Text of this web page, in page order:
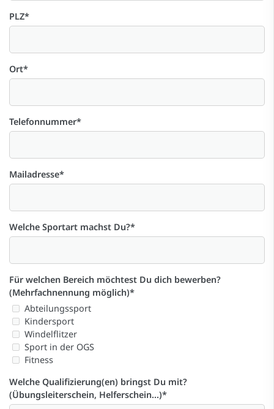
PLZ*
Ort*
Telefonnummer*
Mailadresse*
Welche Sportart machst Du?*
Für welchen Bereich möchtest Du dich bewerben?
(Mehrfachnennung möglich)*
Abteilungssport
Kindersport
Windelflitzer
Sport in der OGS
Fitness
Welche Qualifizierung(en) bringst Du mit?
(Übungsleiterschein, Helferschein...)*